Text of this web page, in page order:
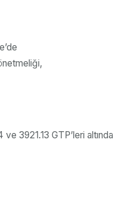
3921.13 GTP’leri